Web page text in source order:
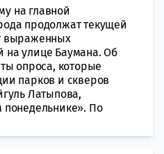
на главной
продолжат текущей
выраженных
на улице Баумана. Об
опроса, которые
парков и скверов
Латыпова,
понедельнике». По